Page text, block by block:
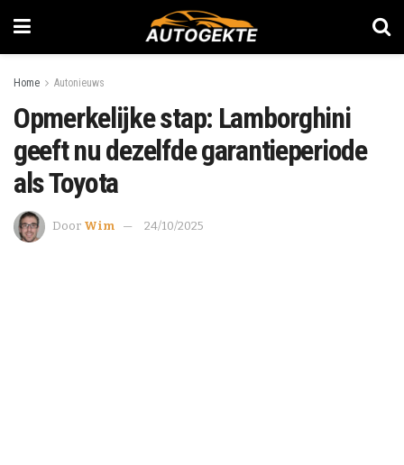
Home Autonieuws
Opmerkelijke stap: Lamborghini
geeft nu dezelfde garantieperiode
als Toyota
Door Wim 24/10/2025